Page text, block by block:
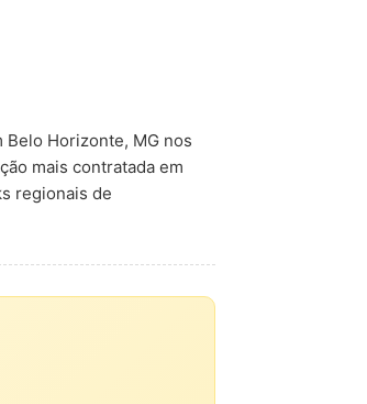
Belo Horizonte, MG nos
mais contratada em
regionais de